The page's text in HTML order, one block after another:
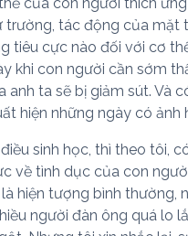
trường, tác động của mặt
tiêu cực nào đối với cơ
khi con người cần sớm
anh ta sẽ bị giảm sút. Và
hiện những ngày có ảnh
sinh học, thì theo tôi,
về tình dục của con
hiện tượng bình thường,
người đàn ông quá lo